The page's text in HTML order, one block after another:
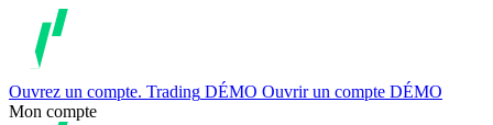
Ouvrez un compte. Trading DÉMO Ouvrir un compte DÉMO
Mon compte